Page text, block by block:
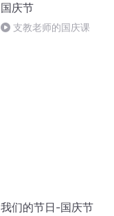
国庆节
支教老师的国庆课
我们的节日-国庆节